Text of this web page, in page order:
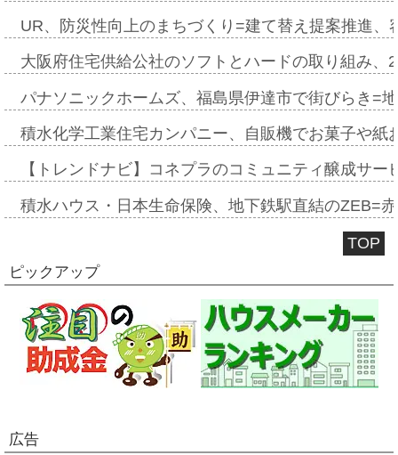
UR、防災性向上のまちづくり=建て替え提案推進
大阪府住宅供給公社のソフトとハードの取り組み
パナソニックホームズ、福島県伊達市で街びらき=
積水化学工業住宅カンパニー、自販機でお菓子や
【トレンドナビ】コネプラのコミュニティ醸成サ
積水ハウス・日本生命保険、地下鉄駅直結のZEB=
TOP
ピックアップ
広告